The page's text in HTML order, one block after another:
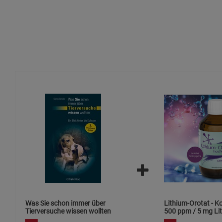
Was Sie schon immer über
Tierversuche wissen wollten
Lithium-Orotat -
500 ppm / 5 mg
ml / hochdosiert